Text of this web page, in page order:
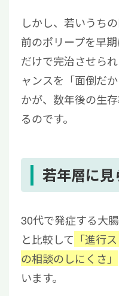
しかし、若いうち
前のポリープを早
だけで完治させら
ャンスを「面倒だ
かが、数年後の生
るのです。
若年層に
30代で発症する大
と比較して 「進行
の相談のしにくさ」
います。